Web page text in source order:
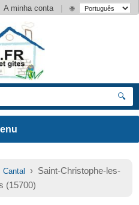
A minha conta | 🌐
🔍
Cantal
› Saint-Christophe-les-
(15700)